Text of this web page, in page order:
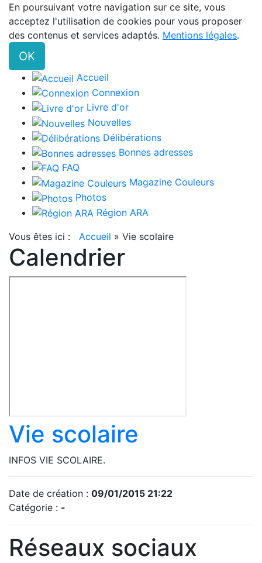
En poursuivant votre navigation sur ce site, vous
acceptez l'utilisation de cookies pour vous proposer
des contenus et services adaptés. Mentions légales.
OK
Accueil
Connexion
Livre d'or
Nouvelles
Délibérations
Bonnes adresses
FAQ
Magazine Couleurs
Photos
Région ARA
Vous êtes ici : Accueil » Vie scolaire
Calendrier
Vie scolaire
INFOS VIE SCOLAIRE.
Date de création : 09/01/2015 21:22
Catégorie : -
Réseaux sociaux